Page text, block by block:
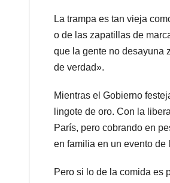
La trampa es tan vieja
o de las zapatillas de
que la gente no desayuna
de verdad».
Mientras el Gobierno
lingote de oro. Con la
París, pero cobrando en
en familia en un evento
Pero si lo de la comida es